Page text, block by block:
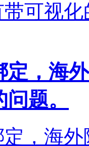
可视
定，海
题。
，海